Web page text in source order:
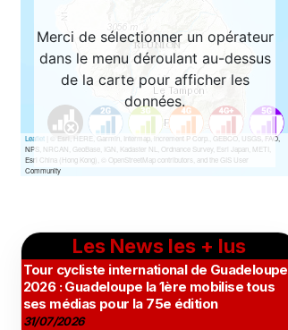
Les News les + lus
Tour cycliste international de Guadeloupe
2026 : Guadeloupe la 1ère mobilise tous
ses médias pour la 75e édition
31/07/2026